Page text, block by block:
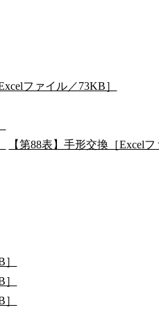
ファイル／73KB］
【第88表】手形交換［Excel